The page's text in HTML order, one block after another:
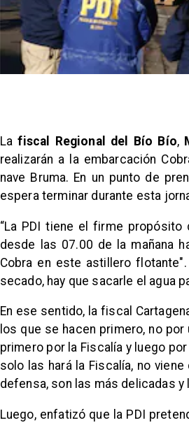
Lafiscal Regional del Bío Bío,
realizarán a la embarcación
nave Bruma. En un punto de
espera terminar durante esta
“La PDI tiene el firme propósito
desde las 07.00 de la mañana
Cobra en este astillero
secado, hay que sacarle el agua
En ese sentido, la fiscal
los que se hacen primero, no
primero por la Fiscalía y luego
solo las hará la Fiscalía, no
defensa, son las más delicadas y
Luego, enfatizó que la PDI